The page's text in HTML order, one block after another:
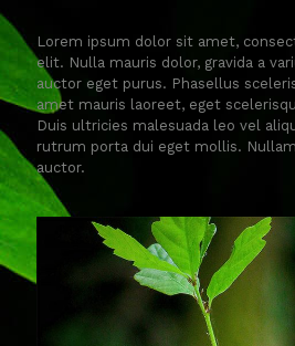
Lorem ipsum dolor sit amet,
elit. Nulla mauris dolor, gravida a
auctor eget purus. Phasellus
amet mauris laoreet, eget
Duis ultricies malesuada leo vel
rutrum porta dui eget mollis.
auctor.